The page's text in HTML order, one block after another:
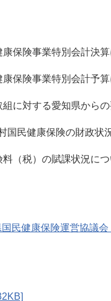
保険事業特別会計決算
保険事業特別会計予算
に対する愛知県からの
民健康保険の財政状
（税）の賦課状況につ
民健康保険運営協議